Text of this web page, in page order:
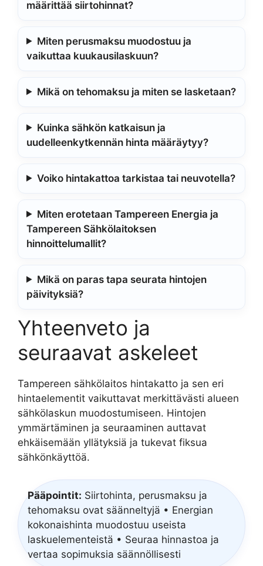
määrittää siirtohinnat?
Miten perusmaksu muodostuu ja
vaikuttaa kuukausilaskuun?
Mikä on tehomaksu ja miten se lasketaan?
Kuinka sähkön katkaisun ja
uudelleenkytkennän hinta määräytyy?
Voiko hintakattoa tarkistaa tai neuvotella?
Miten erotetaan Tampereen Energia ja
Tampereen Sähkölaitoksen
hinnoittelumallit?
Mikä on paras tapa seurata hintojen
päivityksiä?
Yhteenveto ja
seuraavat askeleet
Tampereen sähkölaitos hintakatto ja sen eri
hintaelementit vaikuttavat merkittävästi alueen
sähkölaskun muodostumiseen. Hintojen
ymmärtäminen ja seuraaminen auttavat
ehkäisemään yllätyksiä ja tukevat fiksua
sähkönkäyttöä.
Pääpointit: Siirtohinta, perusmaksu ja
tehomaksu ovat säänneltyjä • Energian
kokonaishinta muodostuu useista
laskuelementeistä • Seuraa hinnastoa ja
vertaa sopimuksia säännöllisesti